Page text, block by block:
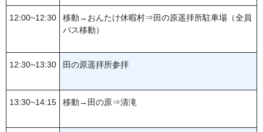
12:00~12:30 移動→ おんたけ休暇村⇒田の原遥拝所駐車場（全員
バス移動）
12:30~13:30 田の原遥拝所参拝
13:30~14:15 移動→ 田の原⇒清滝